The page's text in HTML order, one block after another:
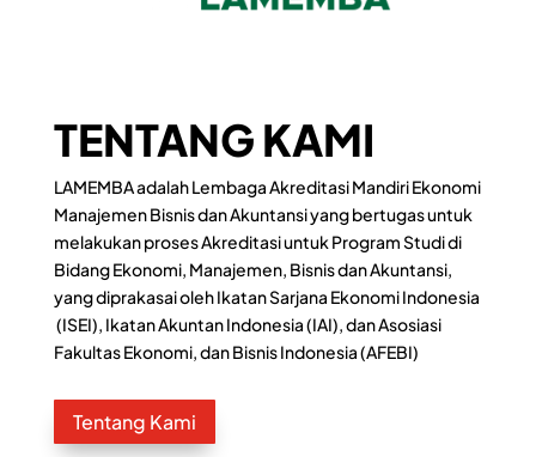
TENTANG KAMI
LAMEMBA adalah Lembaga Akreditasi Mandiri Ekonomi
Manajemen Bisnis dan Akuntansi yang bertugas untuk
melakukan proses Akreditasi untuk Program Studi di
Bidang Ekonomi, Manajemen, Bisnis dan Akuntansi,
yang diprakasai oleh Ikatan Sarjana Ekonomi Indonesia
(ISEI), Ikatan Akuntan Indonesia (IAI), dan Asosiasi
Fakultas Ekonomi, dan Bisnis Indonesia (AFEBI)
Tentang Kami